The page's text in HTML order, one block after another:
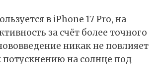
в iPhone 17 Pro, на
за счёт более точного
никак не повлияет
потускнению на солнце под